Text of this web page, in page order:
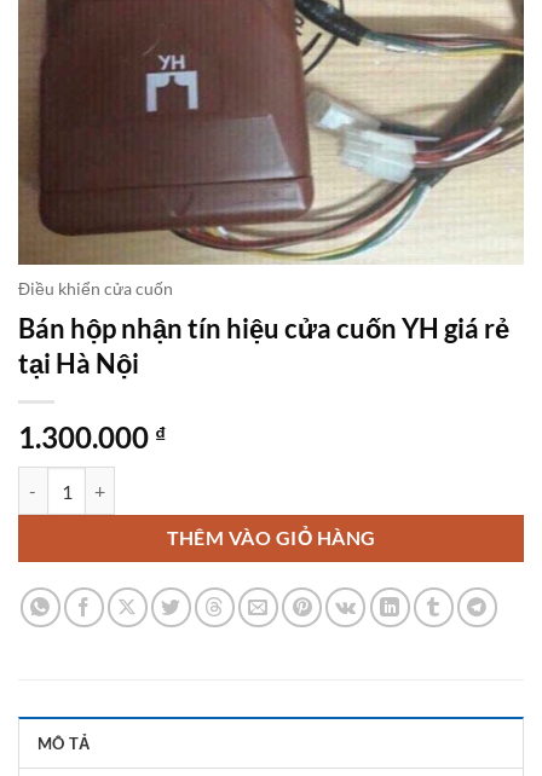
Điều khiển cửa cuốn
Bán hộp nhận tín hiệu cửa cuốn YH giá rẻ
tại Hà Nội
1.300.000 ₫
THÊM VÀO GIỎ HÀNG
MÔ TẢ